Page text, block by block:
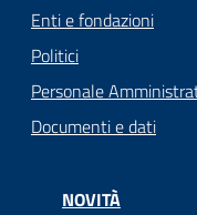
Enti e fondazioni
Politici
Personale
Documenti e dati
NOVITÀ